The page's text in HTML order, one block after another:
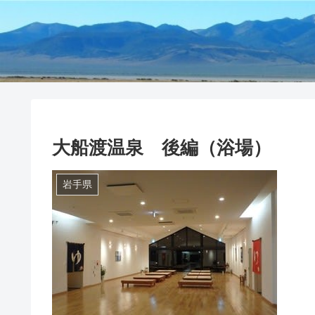
大船渡温泉 後編（浴場）
岩手県